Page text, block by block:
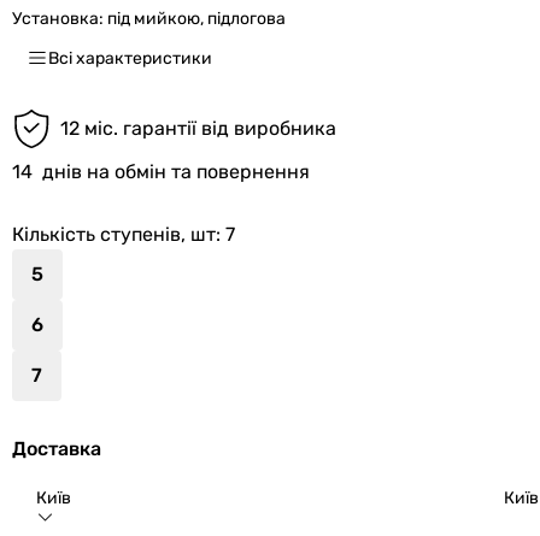
Установка: під мийкою, підлогова
Всі характеристики
12 міс. гарантії від виробника
14 днів на обмін та повернення
Кількість ступенів, шт: 7
5
6
7
Доставка
Київ Київ